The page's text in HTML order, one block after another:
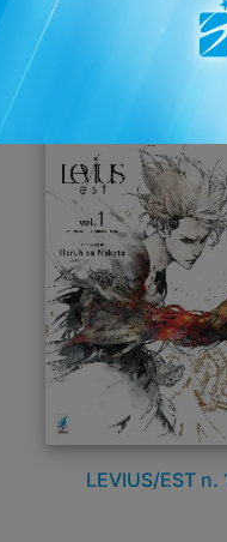
22/11/2017
LEVIUS/EST n.